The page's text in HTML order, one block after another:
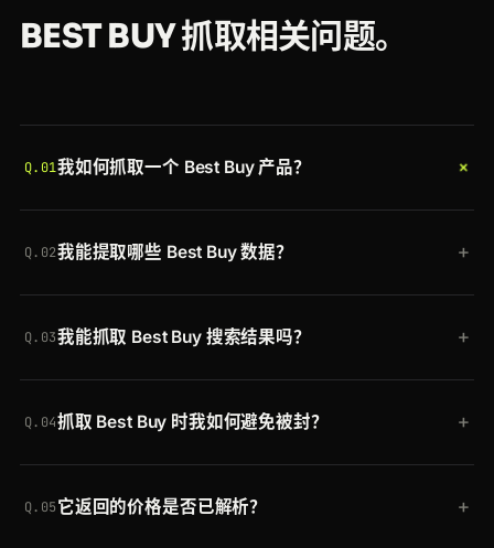
BEST BUY 抓取相关问题。
Q.01我如何抓取一个 Best Buy 产品？ +
API，附上你的令牌和scraper=bestbuy-product-
brand、model、sku、ratings、reviewsCount、
Q.02我能提取哪些 Best Buy 数据？ +
product-details用于单个产品页面，
bestbuy-serp
Q.03我能抓取 Best Buy 搜索结果吗？ +
searchpage URL 搭配使用，即可获得一个 products
featuredProducts、productsCount、resultInfo 和分
Q.04抓取 Best Buy 时我如何避免被封？ +
IP 进行路由，渲染 JavaScript，并自动清除 Best
Q.05它返回的价格是否已解析？ +